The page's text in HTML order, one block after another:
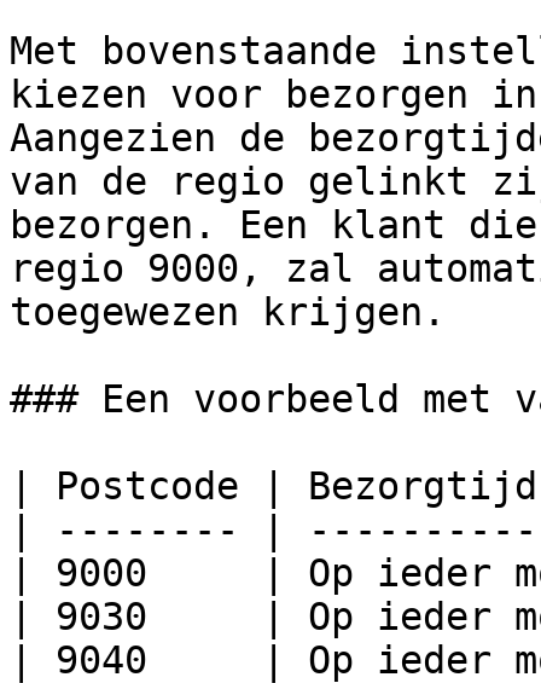
Met bovenstaande
kiezen voor bezorgen
Aangezien de
van de regio gelinkt
bezorgen. Een klant
regio 9000, zal
toegewezen krijgen.
### Een voorbeeld
| Postcode |
| -------- |
| 9000     | Op ieder
| 9030     | Op ieder
| 9040     | Op ieder